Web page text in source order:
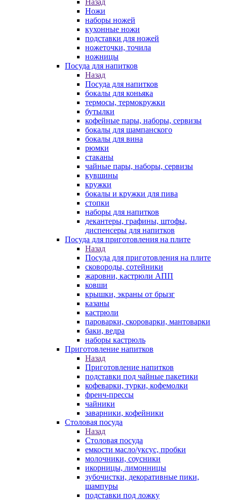
Назад
Ножи
наборы ножей
кухонные ножи
подставки для ножей
ножеточки, точила
ножницы
Посуда для напитков
Назад
Посуда для напитков
бокалы для коньяка
термосы, термокружки
бутылки
кофейные пары, наборы, сервизы
бокалы для шампанского
бокалы для вина
рюмки
стаканы
чайные пары, наборы, сервизы
кувшины
кружки
бокалы и кружки для пива
стопки
наборы для напитков
декантеры, графины, штофы,
диспенсеры для напитков
Посуда для приготовления на плите
Назад
Посуда для приготовления на плите
сковороды, сотейники
жаровни, кастрюли АПП
ковши
крышки, экраны от брызг
казаны
кастрюли
пароварки, скороварки, мантоварки
баки, ведра
наборы кастрюль
Приготовление напитков
Назад
Приготовление напитков
подставки под чайные пакетики
кофеварки, турки, кофемолки
френч-прессы
чайники
заварники, кофейники
Столовая посуда
Назад
Столовая посуда
емкости масло/уксус, пробки
молочники, соусники
икорницы, лимонницы
зубочистки, декоративные пики,
шампуры
подставки под ложку